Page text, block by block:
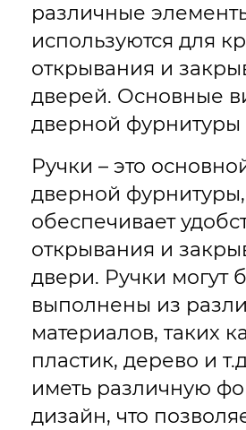
различные
используются для
открывания и
дверей. Основные
дверной фурнитуры
Ручки – это
дверной
обеспечивает
открывания и
двери. Ручки могут
выполнены из
материалов, таких
пластик, дерево и
иметь различную
дизайн, что